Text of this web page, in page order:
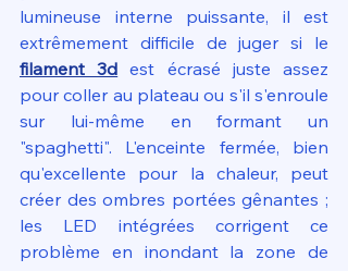
lumineuse interne puissante, il est
filament 3d est écrasé juste assez
pour coller au plateau ou s'il s'enroule
sur lui-même en formant un
"spaghetti". L'enceinte fermée, bien
qu'excellente pour la chaleur, peut
créer des ombres portées gênantes ;
les LED intégrées corrigent ce
problème en inondant la zone de